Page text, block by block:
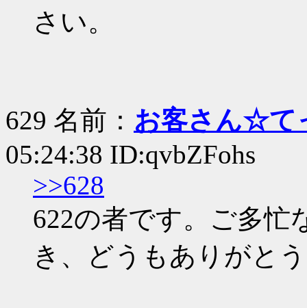
さい。
629 名前： お客さん☆て
05:24:38 ID:qvbZFohs
>>628
622の者です。ご多忙
き、どうもありがと